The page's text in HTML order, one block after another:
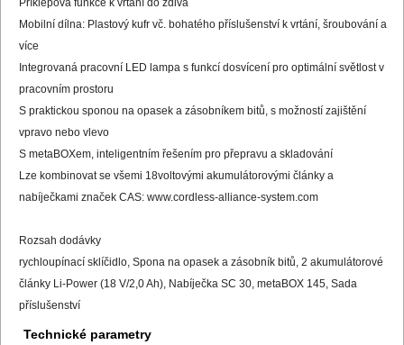
Mobilní dílna: Plastový kufr vč. bohatého příslušenství k vrtání, šroubování a
více
Integrovaná pracovní LED lampa s funkcí dosvícení pro optimální světlost v
pracovním prostoru
S praktickou sponou na opasek a zásobníkem bitů, s možností zajištění
vpravo nebo vlevo
S metaBOXem, inteligentním řešením pro přepravu a skladování
Lze kombinovat se všemi 18voltovými akumulátorovými články a
nabíječkami značek CAS: www.cordless-alliance-system.com
Rozsah dodávky
rychloupínací sklíčidlo, Spona na opasek a zásobník bitů, 2 akumulátorové
články Li-Power (18 V/2,0 Ah), Nabíječka SC 30, metaBOX 145, Sada
příslušenství
Technické parametry